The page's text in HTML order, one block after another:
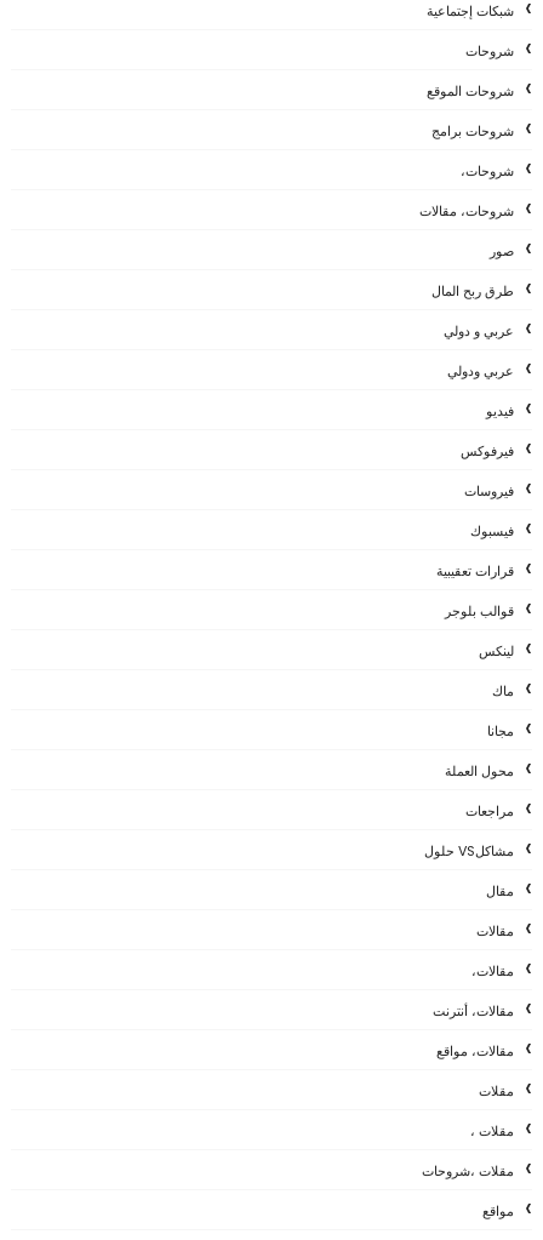
شبكات إجتماعية
شروحات
شروحات الموقع
شروحات برامج
شروحات،
شروحات، مقالات
صور
طرق ربح المال
عربي و دولي
عربي ودولي
فيديو
فيرفوكس
فيروسات
فيسبوك
قرارات تعقيبية
قوالب بلوجر
لينكس
ماك
مجانا
محول العملة
مراجعات
مشاكلVS حلول
مقال
مقالات
مقالات،
مقالات، أنترنت
مقالات، مواقع
مقلات
مقلات ،
مقلات ،شروحات
مواقع